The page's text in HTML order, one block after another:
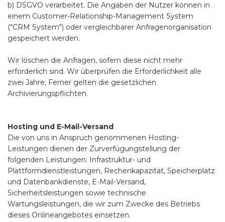
b) DSGVO verarbeitet. Die Angaben der Nutzer können in
einem Customer-Relationship-Management System
("CRM System") oder vergleichbarer Anfragenorganisation
gespeichert werden.
Wir löschen die Anfragen, sofern diese nicht mehr
erforderlich sind. Wir überprüfen die Erforderlichkeit alle
zwei Jahre; Ferner gelten die gesetzlichen
Archivierungspflichten.
Hosting und E-Mail-Versand
Die von uns in Anspruch genommenen Hosting-
Leistungen dienen der Zurverfügungstellung der
folgenden Leistungen: Infrastruktur- und
Plattformdienstleistungen, Rechenkapazität, Speicherplatz
und Datenbankdienste, E-Mail-Versand,
Sicherheitsleistungen sowie technische
Wartungsleistungen, die wir zum Zwecke des Betriebs
dieses Onlineangebotes einsetzen.